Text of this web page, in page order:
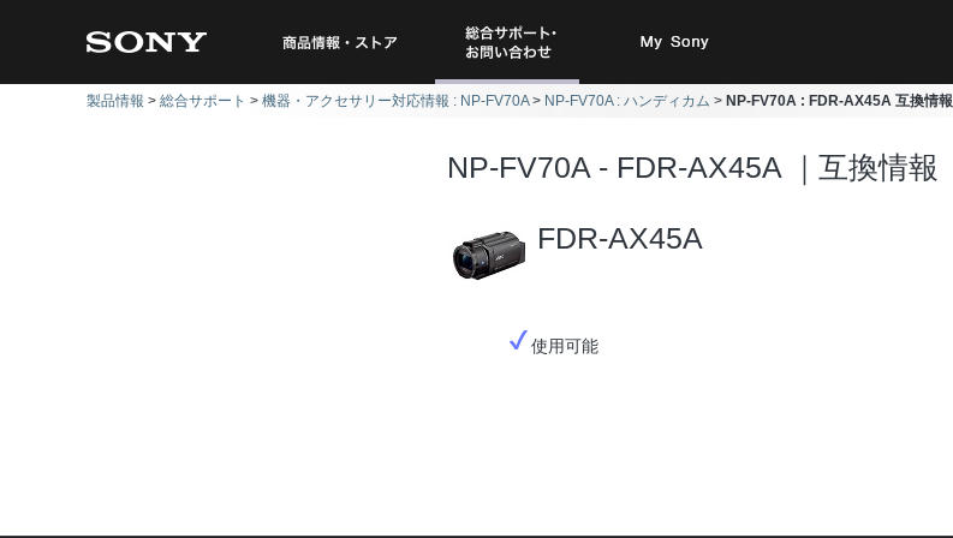
商品情報・ストア
総合サポート・お
My Sony
製品情報 総合サポート 機器・アクセサリー対応情報 : NP-FV70A NP-FV70A : ハンディカム NP-FV70A : FDR-AX45A 互換情報
NP-FV70A - FDR-AX45A ｜互換情報
FDR-AX45A
使用可能